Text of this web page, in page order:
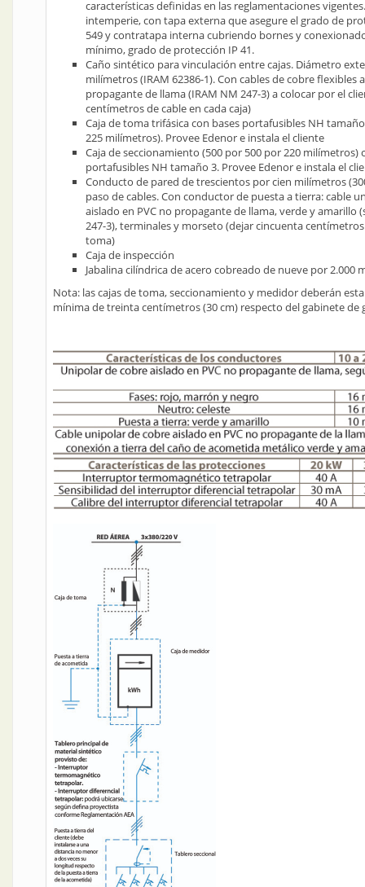
características definidas en las reglamentaciones
intemperie, con tapa externa que asegure el grado de
549 y contratapa interna cubriendo bornes y
mínimo, grado de protección IP 41.
Caño sintético para vinculación entre cajas. Diámetro
milímetros (IRAM 62386-1). Con cables de cobre flexibles
propagante de llama (IRAM NM 247-3) a colocar por el
centímetros de cable en cada caja)
Caja de toma trifásica con bases portafusibles NH
225 milímetros). Provee Edenor e instala el cliente
Caja de seccionamiento (500 por 500 por 220 milímetros)
portafusibles NH tamaño 3. Provee Edenor e instala el
Conducto de pared de trescientos por cien milímetros
paso de cables. Con conductor de puesta a tierra: cable
aislado en PVC no propagante de llama, verde y amarillo
247-3), terminales y morseto (dejar cincuenta
toma)
Caja de inspección
Jabalina cilíndrica de acero cobreado de nueve por 2.000
Nota: las cajas de toma, seccionamiento y medidor deberán
mínima de treinta centímetros (30 cm) respecto del gabinete de